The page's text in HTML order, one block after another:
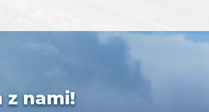
z nami!